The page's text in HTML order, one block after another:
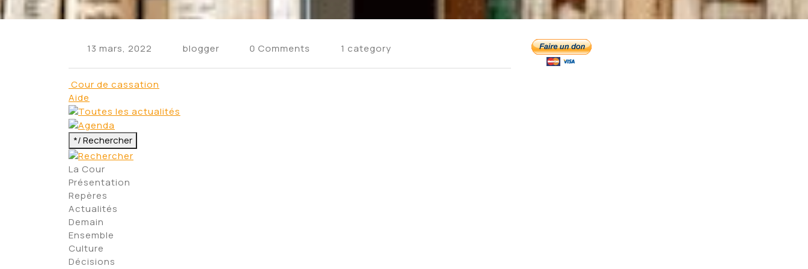
13 mars, 2022 blogger 0 Comments 1 category
Cour de cassation
Aide
*/Rechercher
La Cour
Présentation
Repères
Actualités
Demain
Ensemble
Culture
Décisions